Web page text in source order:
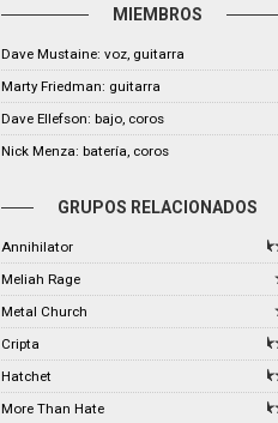
MIEMBROS
Dave Mustaine: voz, guitarra
Marty Friedman: guitarra
Dave Ellefson: bajo, coros
Nick Menza: batería, coros
GRUPOS RELACIONADOS
Annihilator
Meliah Rage
Metal Church
Cripta
Hatchet
More Than Hate